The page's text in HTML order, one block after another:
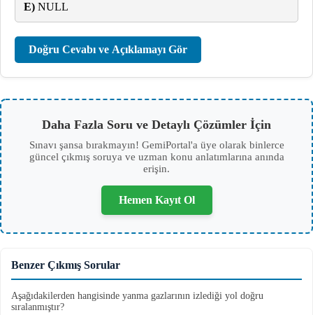
E) NULL
Doğru Cevabı ve Açıklamayı Gör
Daha Fazla Soru ve Detaylı Çözümler İçin
Sınavı şansa bırakmayın! GemiPortal'a üye olarak binlerce
güncel çıkmış soruya ve uzman konu anlatımlarına anında
erişin.
Hemen Kayıt Ol
Benzer Çıkmış Sorular
Aşağıdakilerden hangisinde yanma gazlarının izlediği yol doğru
sıralanmıştır?